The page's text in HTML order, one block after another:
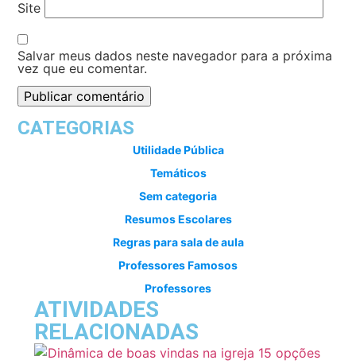
Site
Salvar meus dados neste navegador para a próxima
vez que eu comentar.
CATEGORIAS
Utilidade Pública
Temáticos
Sem categoria
Resumos Escolares
Regras para sala de aula
Professores Famosos
Professores
ATIVIDADES
RELACIONADAS